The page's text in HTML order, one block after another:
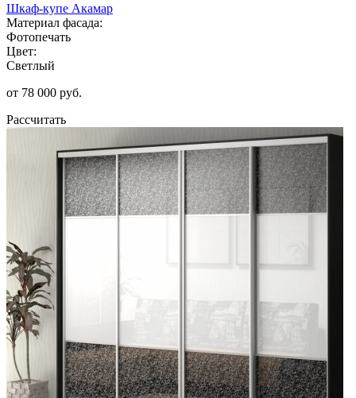
Шкаф-купе Акамар
Материал фасада:
Фотопечать
Цвет:
Светлый
от 78 000 руб.
Рассчитать